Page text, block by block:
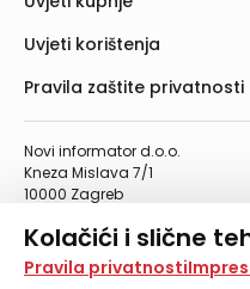
Kolačići i slične
Na našoj web stranici
Pravila privatnosti
Novi informator d.o.o.
Kneza Mislava 7/1
10000 Zagreb
Telefaks: 01/4612-553
info@informator.hr
Uvjeti korištenja
Pravila zaštite privatnosti